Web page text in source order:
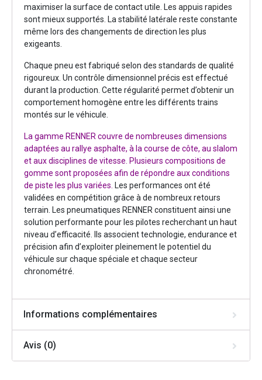
maximiser la surface de contact utile. Les appuis rapides
sont mieux supportés. La stabilité latérale reste constante
même lors des changements de direction les plus
exigeants.
Chaque pneu est fabriqué selon des standards de qualité
rigoureux. Un contrôle dimensionnel précis est effectué
durant la production. Cette régularité permet d’obtenir un
comportement homogène entre les différents trains
montés sur le véhicule.
La gamme RENNER couvre de nombreuses dimensions
adaptées au rallye asphalte, à la course de côte, au slalom
et aux disciplines de vitesse. Plusieurs compositions de
gomme sont proposées afin de répondre aux conditions
de piste les plus variées. Les performances ont été
validées en compétition grâce à de nombreux retours
terrain. Les pneumatiques RENNER constituent ainsi une
solution performante pour les pilotes recherchant un haut
niveau d’efficacité. Ils associent technologie, endurance et
précision afin d’exploiter pleinement le potentiel du
véhicule sur chaque spéciale et chaque secteur
chronométré.
Informations complémentaires
Avis (0)